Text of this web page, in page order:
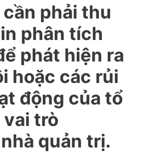
phải thu
phân tích
phát hiện ra
hoặc các rủi
động của tổ
trò
quản trị.